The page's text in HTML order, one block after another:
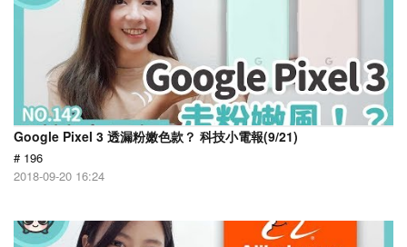
Google Pixel 3 透漏粉嫩色款？ 科技小電報(9/21)
# 196
2018-09-20 16:24